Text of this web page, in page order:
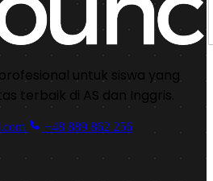
untuk siswa yang
terbaik di AS dan Inggris.
+48 889 862 256